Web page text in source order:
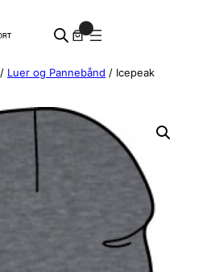
/ Luer og Pannebånd / Icepeak